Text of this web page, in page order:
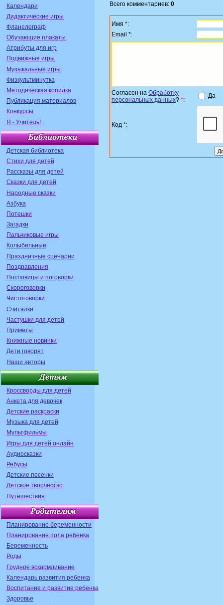
Календари
Дидактические игры
Фланелеграф
Обучающие плакаты
Атрибуты для игр
Подвижные игры
Музыкальные игры
Физкультминутка
Методическая копилка
Публикация материалов
Конкурсы
Я - Учитель!
Детская библиотека
Стихи для детей
Рассказы для детей
Сказки для детей
Народные сказки
Азбука
Потешки
Загадки
Пальчиковые игры
Колыбельные
Праздничные сценарии
Поздравления
Пословицы и поговорки
Скороговорки
Чистоговорки
Считалки
Частушки для детей
Приметы
Книжные новинки
Дети говорят
Наши авторы
Кроссворды для детей
Анкета для девочек
Детские раскраски
Музыка для детей
Мультфильмы
Игры для детей онлайн
Аудиосказки
Ребусы
Детские песенки
Детское творчество
Путешествия
Планирование беременности
Планирование пола ребенка
Беременность
Роды
Грудное вскармливание
Календарь развития ребенка
Воспитание и развитие ребенка
Здоровье
Всего комментариев: 0
Имя *:
Email *:
Согласен на Обработку
персональных данных? *:
Да
Код *: